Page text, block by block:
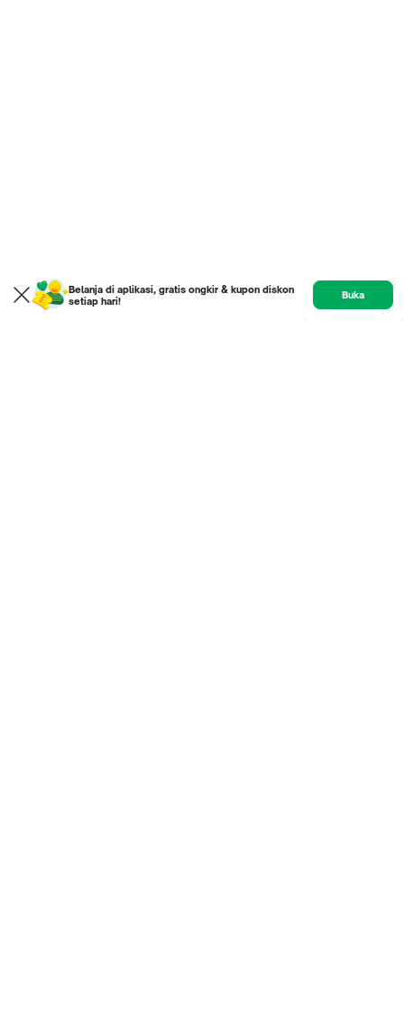
Belanja di aplikasi, gratis ongkir & kupon diskon
setiap hari!
Buka